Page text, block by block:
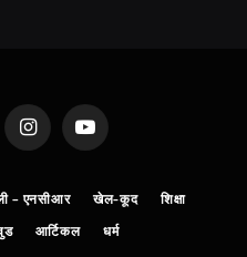
InstagramYouTube
– एनसीआर खेल-कूद शिक्षा
आर्टिकल धर्म